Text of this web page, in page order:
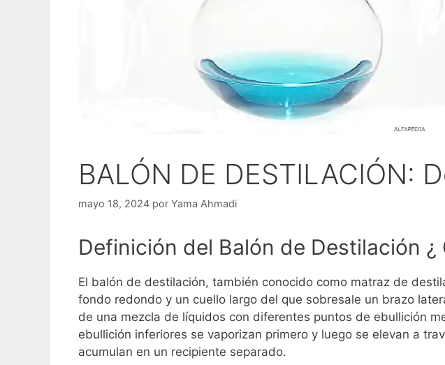
BALÓN DE DESTILACIÓN:
mayo 18, 2024 por Yama Ahmadi
Definición del Balón de Destilación ¿
El balón de destilación, también conocido como matraz de
fondo redondo y un cuello largo del que sobresale un brazo
de una mezcla de líquidos con diferentes puntos de ebullición
ebullición inferiores se vaporizan primero y luego se elevan a
acumulan en un recipiente separado.